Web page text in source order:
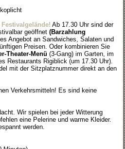
Ab 17.30 Uhr sind der
geöffnet(Barzahlung
Angebot an Sandwiches, Salaten und
Preisen. Oder kombinieren Sie
Theater-Menü (3-Gang) im Garten, im
Restaurants Rigiblick (um 17.30 Uhr).
mit der Sitzplatznummer direkt an den
Verkehrsmitteln! Es sind keine
Wir spielen bei jeder Witterung
eine Pelerine und warme Kleider.
werden.